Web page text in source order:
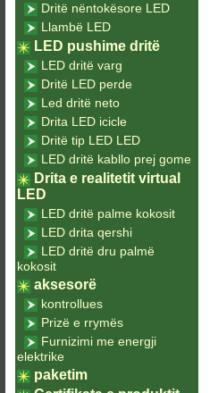
Dritë nëntokësore LED
Llambë LED
LED pushime dritë
LED dritë varg
Dritë LED perde
Led dritë neto
Drita LED icicle
Dritë tip LED LED
LED dritë kabllo prej gome
Drita e realitetit virtual
LED
LED dritë palme kokosit
LED drita qershi
LED dritë dru palmë
kokosit
aksesorë
kontrollues
Prizë e rrymës
Furnizimi me energji
elektrike
paketim